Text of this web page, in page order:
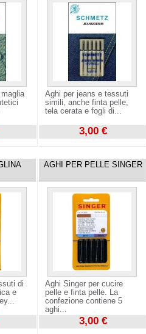
Aghi per jeans e tessuti
simili, anche finta pelle,
tela cerata e fogli di...
3,00 €
di
e
AGHI PER PELLE SINGER
Aghi Singer per cucire
pelle e finta pelle. La
confezione contiene 5
aghi...
3,00 €